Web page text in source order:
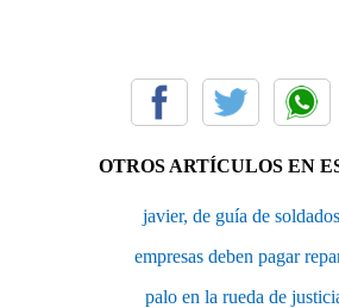
OTROS ARTÍCULOS EN
javier, de guía de
empresas deben pagar
palo en la rueda de